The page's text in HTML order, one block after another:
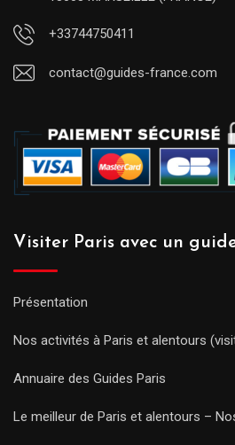
+33744750411
contact@guides-france.com
Visiter Paris avec un
Présentation
Nos activités à Paris et alentours
Annuaire des Guides Paris
Le meilleur de Paris et alentours –